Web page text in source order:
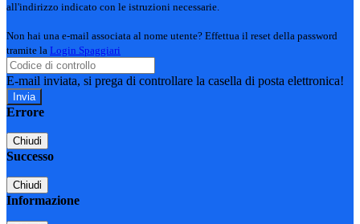
all'indirizzo indicato con le istruzioni necessarie.
Non hai una e-mail associata al nome utente? Effettua il reset della password
tramite la Login Spaggiari
E-mail inviata, si prega di controllare la casella di posta elettronica!
Errore
Chiudi
Successo
Chiudi
Informazione